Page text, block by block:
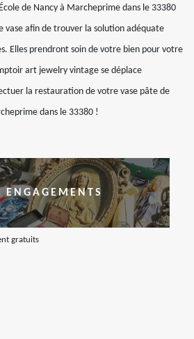
de Nancy à Marcheprime dans le 33380
vase afin de trouver la solution adéquate
Elles prendront soin de votre bien pour votre
art jewelry vintage se déplace
la restauration de votre vase pâte de
dans le 33380 !
ENGAGEMENTS
gratuits